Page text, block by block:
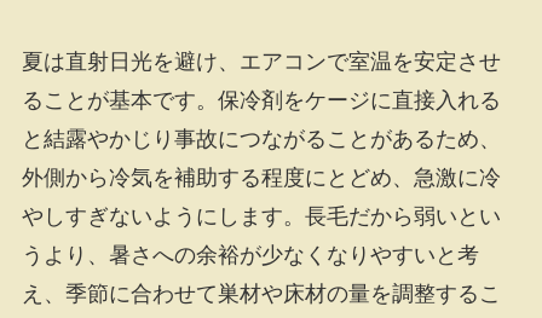
夏は直射日光を避け、エアコンで室温を安定させ
ることが基本です。保冷剤をケージに直接入れる
と結露やかじり事故につながることがあるため、
外側から冷気を補助する程度にとどめ、急激に冷
やしすぎないようにします。長毛だから弱いとい
うより、暑さへの余裕が少なくなりやすいと考
え、季節に合わせて巣材や床材の量を調整するこ